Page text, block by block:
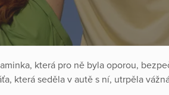
která pro ně byla oporou,
která seděla v autě s ní, utrpěla